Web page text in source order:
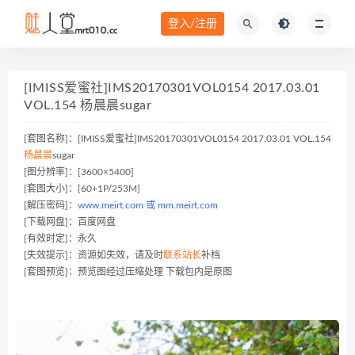
登入/注册
[IMISS爱蜜社]IMS20170301VOL0154 2017.03.01
VOL.154 杨晨晨sugar
[套图名称]：[IMISS爱蜜社]IMS20170301VOL0154 2017.03.01 VOL.154
杨晨晨sugar
[图分辨率]：[3600×5400]
[套图大小]：[60+1P/253M]
[解压密码]： www.meirt.com 或 mm.meirt.com
[下载网盘]：百度网盘
[有效时定]：永久
[失效提示]：资源如失效，请及时联系站长补档
[套图预览]：预览图经过压缩处理 下载包内是原图